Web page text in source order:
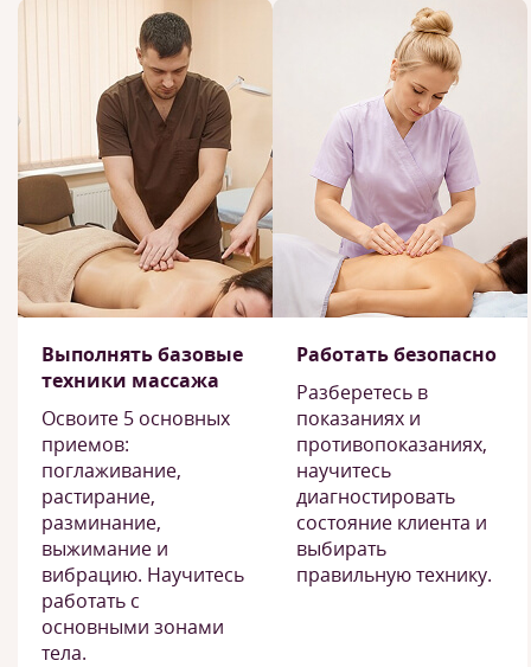
Выполнять базовые
техники массажа
Освоите 5 основных
приемов:
поглаживание,
растирание,
разминание,
выжимание и
вибрацию. Научитесь
работать с
основными зонами
тела.
Работать безопасно
Разберетесь в
показаниях и
противопоказаниях,
научитесь
диагностировать
состояние клиента и
выбирать
правильную технику.